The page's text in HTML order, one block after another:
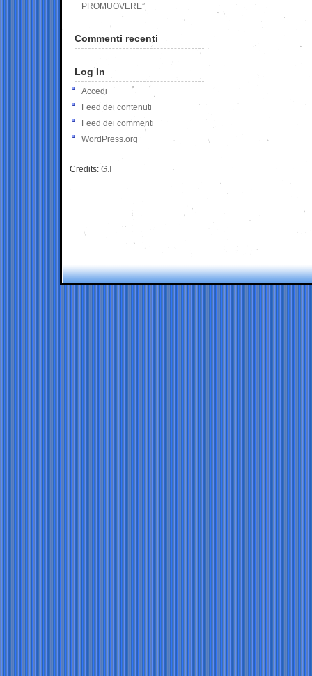
PROMUOVERE”
Commenti recenti
Log In
Accedi
Feed dei contenuti
Feed dei commenti
WordPress.org
Credits: G.I